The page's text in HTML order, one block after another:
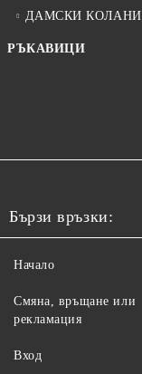
ДАМСКИ КОЛАНИ
РЪКАВИЦИ
Бързи връзки:
Начало
Смяна, връщане или
рекламация
Вход